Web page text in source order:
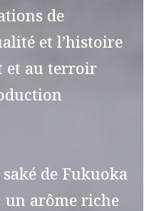
de
et l’histoire
et au terroir
saké de Fukuoka
un arôme riche